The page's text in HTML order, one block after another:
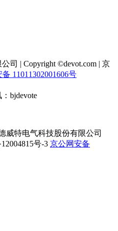
司 | Copyright ©devot.com | 京
11011302001606号
bjdevote
威特电气科技股份有限公司
号-3 京公网安备